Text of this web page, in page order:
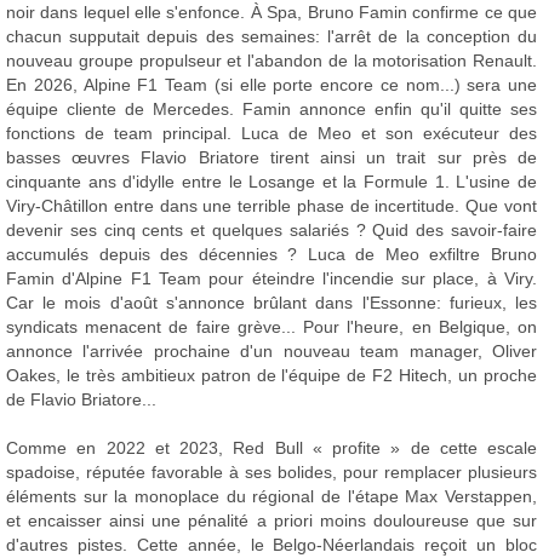
noir dans lequel elle s'enfonce. À Spa, Bruno Famin confirme ce que
chacun supputait depuis des semaines: l'arrêt de la conception du
nouveau groupe propulseur et l'abandon de la motorisation Renault.
En 2026, Alpine F1 Team (si elle porte encore ce nom...) sera une
équipe cliente de Mercedes. Famin annonce enfin qu'il quitte ses
fonctions de team principal. Luca de Meo et son exécuteur des
basses œuvres Flavio Briatore tirent ainsi un trait sur près de
cinquante ans d'idylle entre le Losange et la Formule 1. L'usine de
Viry-Châtillon entre dans une terrible phase de incertitude. Que vont
devenir ses cinq cents et quelques salariés ? Quid des savoir-faire
accumulés depuis des décennies ? Luca de Meo exfiltre Bruno
Famin d'Alpine F1 Team pour éteindre l'incendie sur place, à Viry.
Car le mois d'août s'annonce brûlant dans l'Essonne: furieux, les
syndicats menacent de faire grève... Pour l'heure, en Belgique, on
annonce l'arrivée prochaine d'un nouveau team manager, Oliver
Oakes, le très ambitieux patron de l'équipe de F2 Hitech, un proche
de Flavio Briatore...
Comme en 2022 et 2023, Red Bull « profite » de cette escale
spadoise, réputée favorable à ses bolides, pour remplacer plusieurs
éléments sur la monoplace du régional de l'étape Max Verstappen,
et encaisser ainsi une pénalité a priori moins douloureuse que sur
d'autres pistes. Cette année, le Belgo-Néerlandais reçoit un bloc